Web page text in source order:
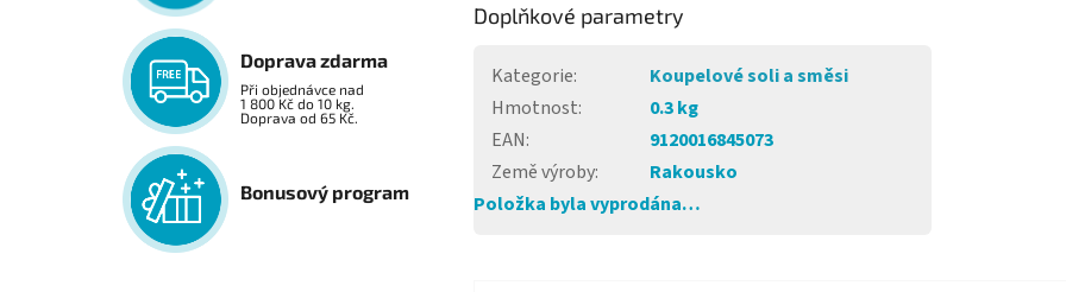
Doprava zdarma
Při objednávce nad
1 800 Kč do 10 kg.
Doprava od 65 Kč.
Bonusový program
Doplňkové parametry
Kategorie:
Koupelové soli a směsi
Hmotnost:
0.3 kg
EAN:
9120016845073
Země výroby:
Rakousko
Položka byla vyprodána…